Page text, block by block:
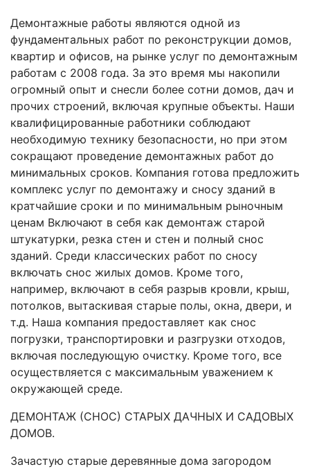
Демонтажные работы являются одной из
фундаментальных работ по реконструкции домов,
квартир и офисов, на рынке услуг по демонтажным
работам с 2008 года. За это время мы накопили
огромный опыт и снесли более сотни домов, дач и
прочих строений, включая крупные объекты. Наши
квалифицированные работники соблюдают
необходимую технику безопасности, но при этом
сокращают проведение демонтажных работ до
минимальных сроков. Компания готова предложить
комплекс услуг по демонтажу и сносу зданий в
кратчайшие сроки и по минимальным рыночным
ценам Включают в себя как демонтаж старой
штукатурки, резка стен и стен и полный снос
зданий. Среди классических работ по сносу
включать снос жилых домов. Кроме того,
например, включают в себя разрыв кровли, крыш,
потолков, вытаскивая старые полы, окна, двери, и
т.д. Наша компания предоставляет как снос
погрузки, транспортировки и разгрузки отходов,
включая последующую очистку. Кроме того, все
осуществляется с максимальным уважением к
окружающей среде.
ДЕМОНТАЖ (СНОС) СТАРЫХ ДАЧНЫХ И САДОВЫХ
ДОМОВ.
Зачастую старые деревянные дома загородом